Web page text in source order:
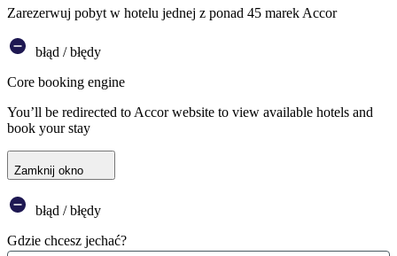
Zarezerwuj pobyt w hotelu jednej z ponad 45 marek Accor
błąd / błędy
Core booking engine
You’ll be redirected to Accor website to view available hotels and
book your stay
Zamknij okno
błąd / błędy
Gdzie chcesz jechać?